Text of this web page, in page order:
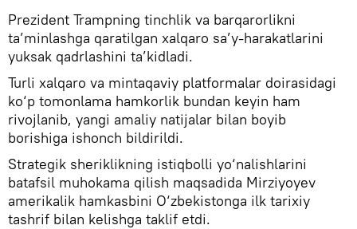
Prezident Trampning tinchlik va barqarorlikni
ta’minlashga qaratilgan xalqaro sa’y-harakatlarini
yuksak qadrlashini ta’kidladi.
Turli xalqaro va mintaqaviy platformalar doirasidagi
ko‘p tomonlama hamkorlik bundan keyin ham
rivojlanib, yangi amaliy natijalar bilan boyib
borishiga ishonch bildirildi.
Strategik sheriklikning istiqbolli yo‘nalishlarini
batafsil muhokama qilish maqsadida Mirziyoyev
amerikalik hamkasbini O‘zbekistonga ilk tarixiy
tashrif bilan kelishga taklif etdi.